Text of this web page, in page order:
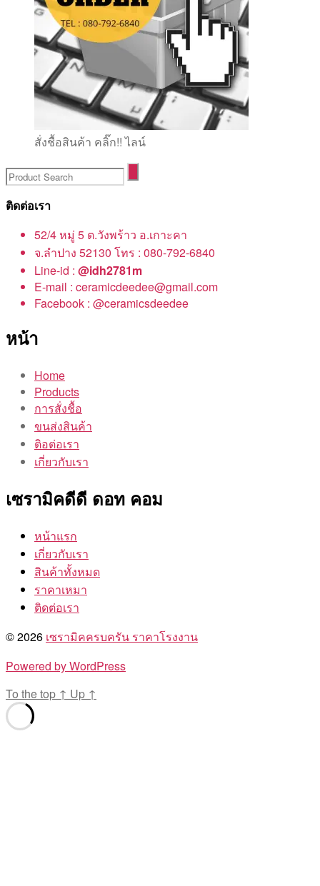
สั่งชื้อสินค้า คลิ๊ก!! ไลน์
ติดต่อเรา
52/4 หมู่ 5 ต.วังพร้าว อ.เกาะคา
จ.ลำปาง 52130 โทร : 080-792-6840
Line-id : @idh2781m
E-mail : ceramicdeedee@gmail.com
Facebook : @ceramicsdeedee
หน้า
Home
Products
การสั่งชื้อ
ขนส่งสินค้า
ติอต่อเรา
เกี่ยวกับเรา
เซรามิคดีดี ดอท คอม
หน้าแรก
เกี่ยวกับเรา
สินค้าทั้งหมด
ราคาเหมา
ติดต่อเรา
© 2026 เซรามิคครบครัน ราคาโรงงาน
Powered by WordPress
To the top ↑ Up ↑